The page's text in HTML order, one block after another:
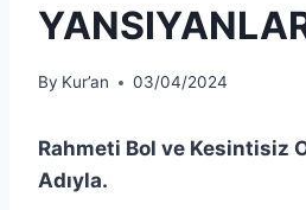
By Kur’an 03/04/2024
Rahmeti Bol ve Kesintisiz
Adıyla.